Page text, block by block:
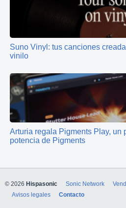
Suno Vinyl: tus canciones
vinilo
Arturia regala Pigments Play, un
potencia de Pigments
© 2026 Hispasonic Sonic Network
Avisos legales
Contacto